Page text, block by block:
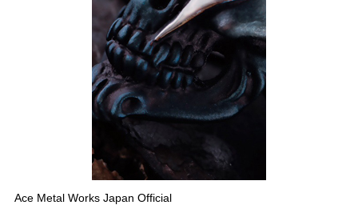
Ace Metal Works Japan Official